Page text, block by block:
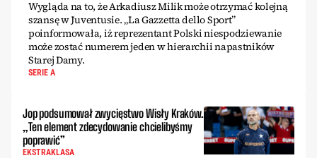
Wygląda na to, że Arkadiusz Milik może otrzymać kolejną
szansę w Juventusie. „La Gazzetta dello Sport”
poinformowała, iż reprezentant Polski niespodziewanie
może zostać numerem jeden w hierarchii napastników
Starej Damy.
SERIE A
Jop podsumował zwycięstwo Wisły Kraków.
„Ten element zdecydowanie chcielibyśmy
poprawić”
EKSTRAKLASA